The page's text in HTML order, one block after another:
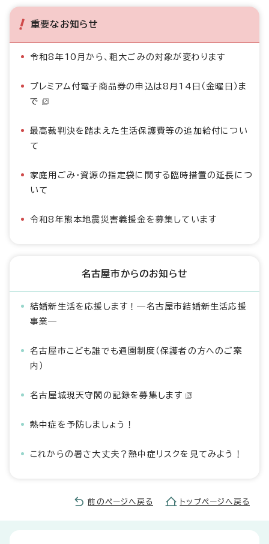
重要なお知らせ
令和8年10月から、粗大ごみの対象が変わります
プレミアム付電子商品券の申込は8月14日（金曜日）ま
で
最高裁判決を踏まえた生活保護費等の追加給付につい
て
家庭用ごみ・資源の指定袋に関する臨時措置の延長につ
いて
令和8年熊本地震災害義援金を募集しています
名古屋市からのお知らせ
結婚新生活を応援します！―名古屋市結婚新生活応援
事業―
名古屋市こども誰でも通園制度（保護者の方へのご案
内）
名古屋城現天守閣の記録を募集します
熱中症を予防しましょう！
これからの暑さ大丈夫？熱中症リスクを見てみよう！
前のページへ戻る トップページへ戻る